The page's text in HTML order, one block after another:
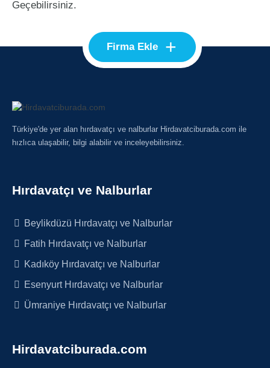
Geçebilirsiniz.
Firma Ekle +
Türkiye'de yer alan hırdavatçı ve nalburlar Hirdavatciburada.com ile
hızlıca ulaşabilir, bilgi alabilir ve inceleyebilirsiniz.
Hırdavatçı ve Nalburlar
Beylikdüzü Hırdavatçı ve Nalburlar
Fatih Hırdavatçı ve Nalburlar
Kadıköy Hırdavatçı ve Nalburlar
Esenyurt Hırdavatçı ve Nalburlar
Ümraniye Hırdavatçı ve Nalburlar
Hirdavatciburada.com